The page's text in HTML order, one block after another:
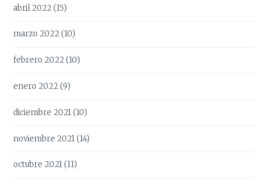
abril 2022(15)
marzo 2022(10)
febrero 2022(10)
enero 2022(9)
diciembre 2021(10)
noviembre 2021(14)
octubre 2021(11)